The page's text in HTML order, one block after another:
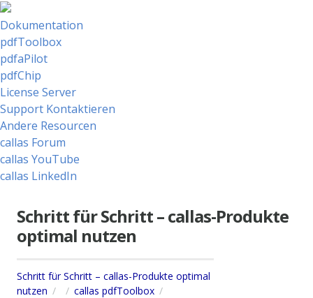
Dokumentation
pdfToolbox
pdfaPilot
pdfChip
License Server
Support Kontaktieren
Andere Resourcen
callas Forum
callas YouTube
callas LinkedIn
Schritt für Schritt – callas-Produkte
optimal nutzen
Schritt für Schritt – callas-Produkte optimal
nutzen
callas pdfToolbox